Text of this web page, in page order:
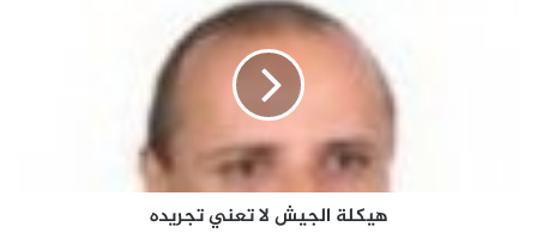
هيكلة الجيش لا تعني تجريده